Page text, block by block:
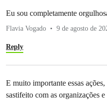
Eu sou completamente
Flavia Vogado 9 de agosto de
Reply
E muito importante essas
sastifeito com as organizações